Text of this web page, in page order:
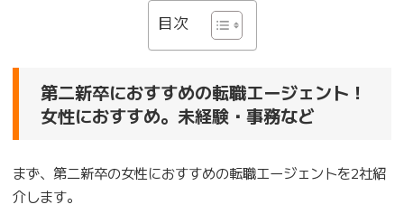
目次
第二新卒におすすめの転職エージェント！
女性におすすめ。未経験・事務など
まず、第二新卒の女性におすすめの転職エージェントを2社紹
介します。